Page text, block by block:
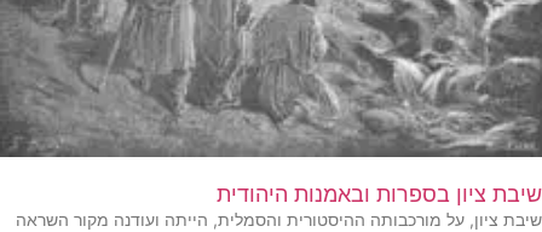
שיבת ציון בספרות ובאמנות היהודית
שיבת ציון, על מורכבותה ההיסטורית והסמלית, הייתה ועודנה מקור השראה